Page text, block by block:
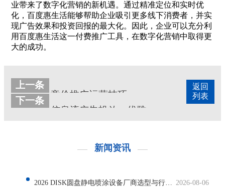
业带来了数字化营销的新机遇。通过精准定位和实时优
化，百度惠生活能够帮助企业吸引更多线下消费者，并实
现广告效果和投资回报的最大化。因此，企业可以充分利
用百度惠生活这一付费推广工具，在数字化营销中取得更
大的成功。
返回
列表
上一条
竞价推广运营技巧
下一条
新闻资讯
2026-08-06